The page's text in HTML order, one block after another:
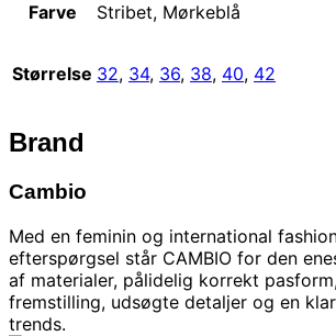
Farve Stribet, Mørkeblå
Størrelse 32, 34, 36, 38, 40, 42
Brand
Cambio
Med en feminin og international
efterspørgsel står CAMBIO for den
af materialer, pålidelig korrekt
fremstilling, udsøgte detaljer og en
trends.